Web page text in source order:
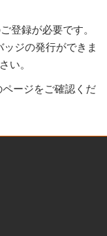
登録が必要です。
ジの発行ができま
い。
ページをご確認くだ